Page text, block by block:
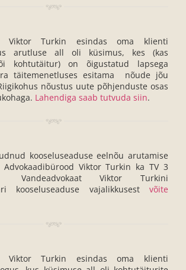
Viktor Turkin esindas oma klienti
arutluse all oli küsimus, kes (kas
kohtutäitur) on õigustatud lapsega
täitemenetluses esitama nõude jõu
nõustus uute põhjenduste osas
Lahendiga saab tutvuda siin.
kooseluseaduse eelnõu arutamise
Viktor Turkin ka TV 3
Vandeadvokaat Viktor Turkini
kooseluseaduse vajalikkusest võite
Viktor Turkin esindas oma klienti